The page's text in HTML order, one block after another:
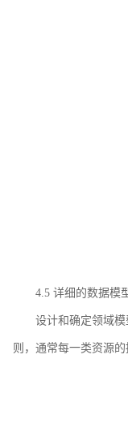
4.5 详细的数据模
设计和确定领域
则，通常每一类资源